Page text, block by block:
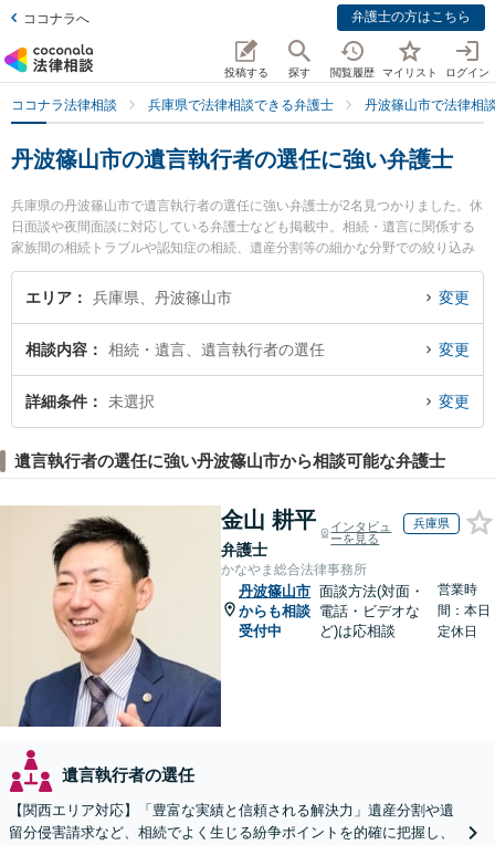
ココナラへ 弁護士の方はこちら
投稿する 探す 閲覧履歴 マイリスト ログイン
ココナラ法律相談 兵庫県で法律相談できる弁護士 丹波篠山市で法律相
丹波篠山市の遺言執行者の選任に強い弁護士
兵庫県の丹波篠山市で遺言執行者の選任に強い弁護士が2名見つかりました。休
日面談や夜間面談に対応している弁護士なども掲載中。相続・遺言に関係する
家族間の相続トラブルや認知症の相続、遺産分割等の細かな分野での絞り込み
検索もでき便利です。特に弁護士法人近畿フロンティア法律事務所 篠山オフィ
スの田渕 仁士弁護士や弁護士法人筧法律事務所 篠山支所の筧 宗憲弁護士のプ
たい』『遺言執行者の選任のトラブル解決の実績豊富な近くの弁護士を検索し
たい』『初回相談無料で遺言執行者の選任を法律相談できる丹波篠山市内の弁
護士に相談予約したい』などでお困りの相談者さんにおすすめです。
エリア 兵庫県、丹波篠山市 変更
相談内容 相続・遺言、遺言執行者の選任 変更
詳細条件 未選択 変更
遺言執行者の選任に強い丹波篠山市から相談可能な弁護士
金山 耕平
弁護士
インタビュ
ーを見る
兵庫県
かなやま総合法律事務所
丹波篠山市
からも相談
受付中
面談方法(対面・
電話・ビデオな
ど)は応相談
営業時
間：本日
定休日
遺言執行者の選任
【関西エリア対応】「豊富な実績と信頼される解決力」遺産分割や遺
留分侵害請求など、相続でよく生じる紛争ポイントを的確に把握し、